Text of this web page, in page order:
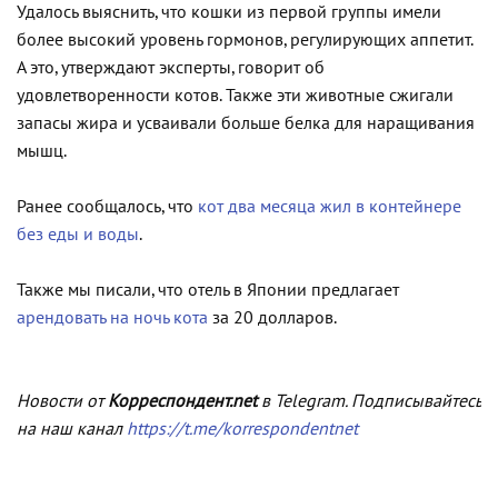
Удалось выяснить, что кошки из первой группы имели
более высокий уровень гормонов, регулирующих аппетит.
А это, утверждают эксперты, говорит об
удовлетворенности котов. Также эти животные сжигали
запасы жира и усваивали больше белка для наращивания
мышц.
Ранее сообщалось, что кот два месяца жил в контейнере
без еды и воды.
Также мы писали, что отель в Японии предлагает
арендовать на ночь кота за 20 долларов.
Новости отКорреспондент.netв Telegram. Подписывайтесь
на наш канал https://t.me/korrespondentnet